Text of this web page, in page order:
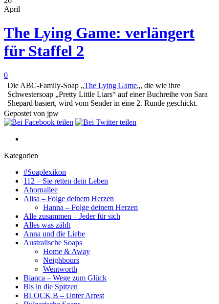
April
The Lying Game: verlängert
für Staffel 2
0
Die ABC-Family-Soap „The Lying Game„, die wie ihre
Schwestersoap „Pretty Little Liars“ auf einer Buchreihe von Sara
Shepard basiert, wird vom Sender in eine 2. Runde geschickt.
Gepostet von jpw
Kategorien
#Soaplexikon
112 – Sie retten dein Leben
Ahornallee
Alisa – Folge deinem Herzen
Hanna – Folge deinem Herzen
Alle zusammen – Jeder für sich
Alles was zählt
Anna und die Liebe
Australische Soaps
Home & Away
Neighbours
Wentworth
Bianca – Wege zum Glück
Bis in die Spitzen
BLOCK B – Unter Arrest